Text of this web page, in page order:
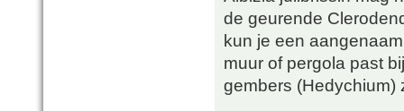
de geurende
kun je een
muur of pergola past
gembers (Hedychium)